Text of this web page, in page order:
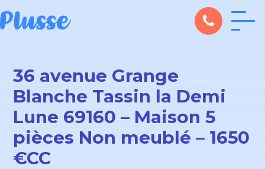
36 avenue Grange
Blanche Tassin la Demi
Lune 69160 – Maison 5
pièces Non meublé – 1650
€CC